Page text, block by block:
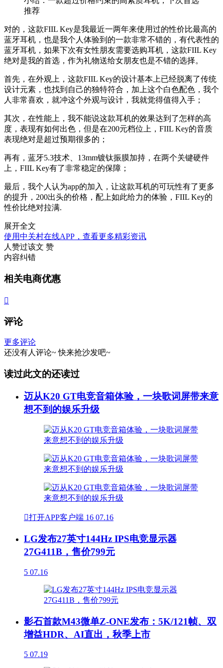
推荐
对的，这款FIIL Key是我最近一两年来使用过的性价比最高的
蓝牙耳机，也是我个人体验到的一款非常不错的，有代表性的
蓝牙耳机，如果下次有女性朋友需要选购耳机，这款FIIL Key
绝对是我的首选， 作为礼物送给女朋友也是不错的选择。
首先，在外观上，这款FIIL Key的设计基本上已经脱离了传统
设计元素，也找到自己的独特符合，加上这个白色配色，我个
人非常喜欢，就冲这个外观与设计，我就觉得值得入手；
其次，在性能上，我不能说这款耳机的效果达到了怎样的高
度，表现有如何出色，但是在200元档位上，FIIL Key的音质
表现绝对是超过预期很多的；
再有，蓝牙5.3技术、13mm镀钛振膜加持，在两个关键硬件
上，FIIL Key有了非常稳定的保障；
最后，我个人认为app的加入，让这款耳机的可玩性有了更多
的提升，200出头的价格，配上如此给力的体验，FIIL Key的
性价比绝对拉满.
展开全文
使用中关村在线APP，查看更多精彩资讯
人赞过该文 赞
内容纠错
相关电商优惠

评论
更多评论
还没有人评论~ 快来抢沙发吧~
读过此文的还读过
迈从K20 GT电竞音箱体验，一块歌词屏带来意
想不到的娱乐升级
打开APP客户端 16 07.16
LG发布27英寸144Hz IPS电竞显示器
27G411B，售价799元
5 07.16
影石首款M43微单Z-ONE发布：5K/121帧、双
增益HDR、AI直出，秋季上市
5 07.19